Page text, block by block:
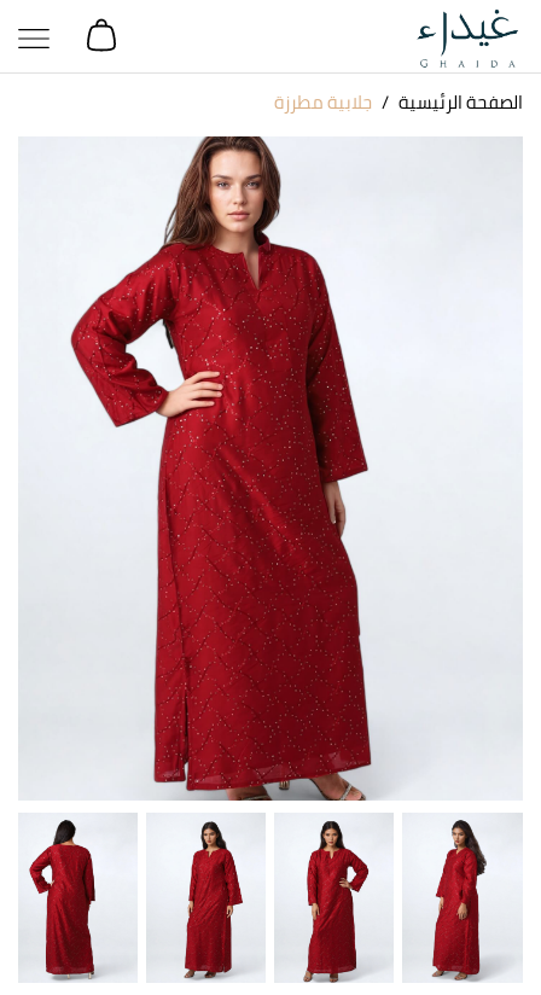
الصفحة الرئيسية جلابية مطرزة